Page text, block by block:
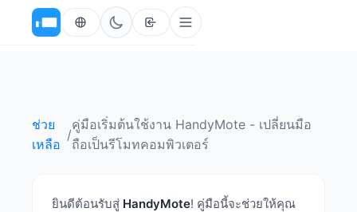
ช่วย
เหลือ
/
คู่มือเริ่มต้นใช้งาน HandyMote - เปลี่ยนมือ
ถือเป็นรีโมทคอมพิวเตอร์
ยินดีต้อนรับสู่ HandyMote! คู่มือนี้จะช่วยให้คุณ